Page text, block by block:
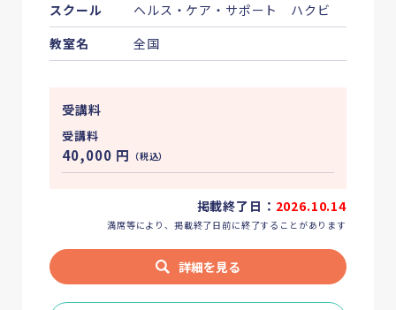
スクール
ヘルス・ケア・サポート ハクビ
教室名
全国
受講料
受講料
40,000 円 （税込）
掲載終了日： 2026.10.14
満席等により、掲載終了日前に終了することがあります
詳細を見る